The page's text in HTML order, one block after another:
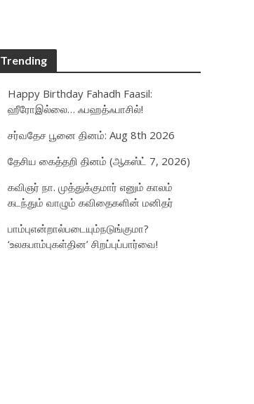
Trending
Happy Birthday Fahadh Faasil:
ஹீரோஇல்லை… ஃபஹத்ஃபாசில்!
சர்வதேச பூனை தினம்: Aug 8th 2026
தேசிய கைத்தறி தினம் (ஆகஸ்ட் 7, 2026)
கவிஞர் நா. முத்துக்குமார் எனும் காலம்
கடந்தும் வாழும் கவிதைகளின் மனிதர்
பாம்புஎன்றால்படையும்நடுங்குமா?
‘உலகபாம்புகள்தின’ சிறப்புப்பார்வை!